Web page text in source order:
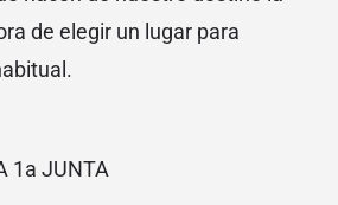
de elegir un lugar para
1a JUNTA